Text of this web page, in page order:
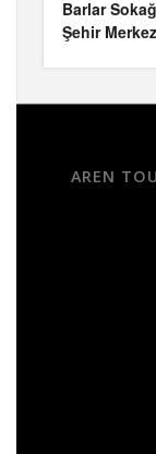
Barlar
Şehir
AREN